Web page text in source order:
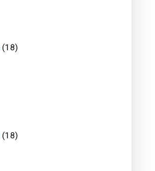
(18)
(18)